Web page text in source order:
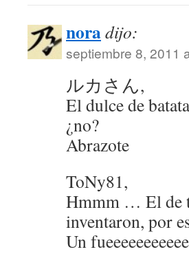
noradijo:
septiembre 8, 2011
ルカさん,
El dulce de
¿no?
Abrazote
ToNy81,
Hmmm … El de
inventaron, por
Un